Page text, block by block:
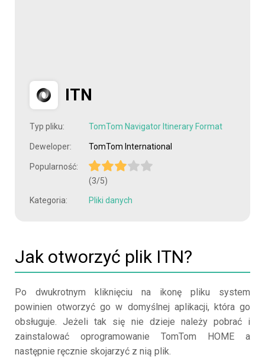
ITN
Typ pliku: TomTom Navigator Itinerary Format
Deweloper: TomTom International
Popularność:
(3/5)
Kategoria: Pliki danych
Jak otworzyć plik ITN?
Po dwukrotnym kliknięciu na ikonę pliku system
powinien otworzyć go w domyślnej aplikacji, która go
obsługuje. Jeżeli tak się nie dzieje należy pobrać i
zainstalować oprogramowanie TomTom HOME a
następnie ręcznie skojarzyć z nią plik.